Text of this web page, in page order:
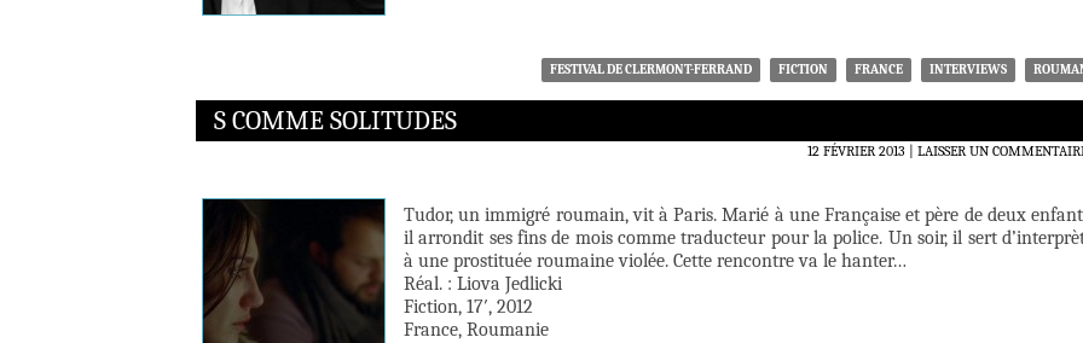
FESTIVAL DE CLERMONT-FERRAND FICTION FRANCE INTERVIEWS
S COMME SOLITUDES
12 FÉVRIER 2013 LAISSER UN
Tudor, un immigré roumain, vit à Paris. Marié à une Française et père de deux
il arrondit ses fins de mois comme traducteur pour la police. Un soir, il sert
à une prostituée roumaine violée. Cette rencontre va le hanter…
Réal. : Liova Jedlicki
Fiction, 17′, 2012
France, Roumanie